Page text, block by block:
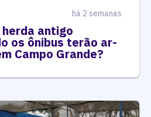
há 2 semanas
antigo
os ônibus terão ar-
Campo Grande?